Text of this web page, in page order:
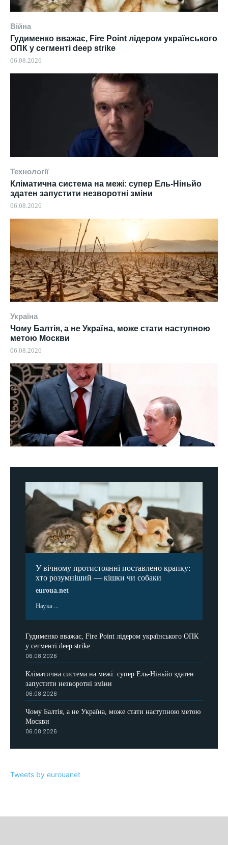
Війна
Гудименко вважає, Fire Point лідером українського
ОПК у сегменті deep strike
06.08.2026
Технології
Кліматична система на межі: супер Ель-Ніньйо
здатен запустити незворотні зміни
06.08.2026
Україна
Чому Балтія, а не Україна, може стати наступною
метою Москви
06.08.2026
У вічному протистоянні поставлено крапку:
хто розумніший — кішки чи собаки
euroua.net
Наука ...
Гудименко вважає, Fire Point лідером українського ОПК
у сегменті deep strike
06.08.2026
Кліматична система на межі: супер Ель-Ніньйо здатен
запустити незворотні зміни
06.08.2026
Чому Балтія, а не Україна, може стати наступною метою
Москви
06.08.2026
Tweets by eurouanet